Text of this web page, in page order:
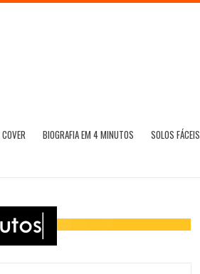
BIOGRAFIA EM 4 MINUTOS SOLOS FÁCEIS